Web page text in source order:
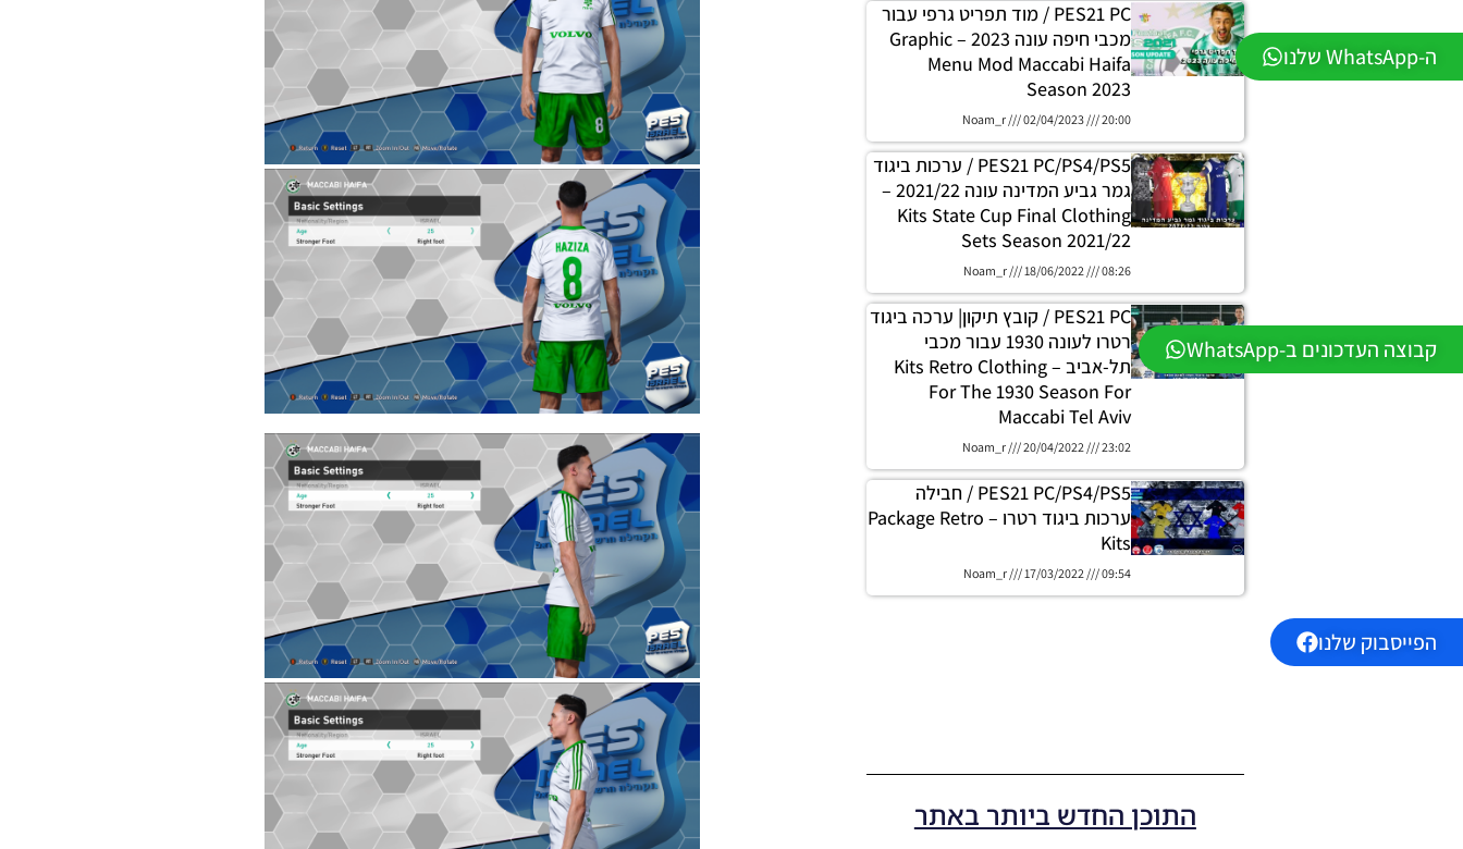
ה-WhatsApp שלנו
קבוצה העדכונים ב-WhatsApp
הפייסבוק שלנו
PES21 PC / מוד תפריט גרפי עבור
מכבי חיפה עונה 2023 – Graphic
Menu Mod Maccabi Haifa
Season 2023
Noam_r 02/04/2023 20:00
PES21 PC/PS4/PS5 / ערכות ביגוד
גמר גביע המדינה עונה 2021/22 –
Kits State Cup Final Clothing
Sets Season 2021/22
Noam_r 18/06/2022 08:26
PES21 PC / קובץ תיקון| ערכה ביגוד
רטרו לעונה 1930 עבור מכבי
תל-אביב – Kits Retro Clothing
For The 1930 Season For
Maccabi Tel Aviv
Noam_r 20/04/2022 23:02
PES21 PC/PS4/PS5 / חבילה
ערכות ביגוד רטרו – Package Retro
Kits
Noam_r 17/03/2022 09:54
התוכן החדש ביותר באתר